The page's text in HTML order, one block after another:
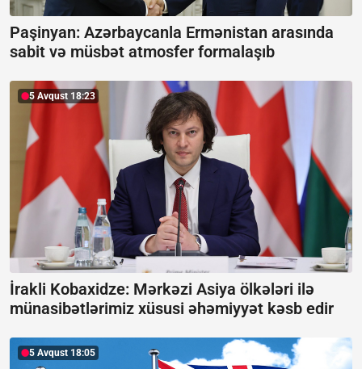
Paşinyan: Azərbaycanla Ermənistan arasında
sabit və müsbət atmosfer formalaşıb
5 Avqust 18:23
İrakli Kobaxidze: Mərkəzi Asiya ölkələri ilə
münasibətlərimiz xüsusi əhəmiyyət kəsb edir
5 Avqust 18:05